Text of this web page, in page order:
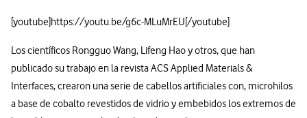
[youtube]https://youtu.be/g6c-MLuMrEU[/youtube]
Los científicos Rongguo Wang, Lifeng Hao y otros, que han
publicado su trabajo en la revista ACS Applied Materials &
Interfaces, crearon una serie de cabellos artificiales con, microhilos
a base de cobalto revestidos de vidrio y embebidos los extremos de